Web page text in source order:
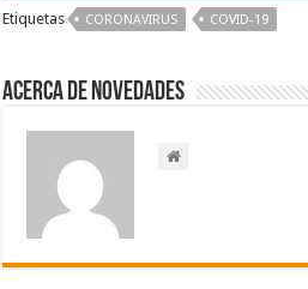
Etiquetas CORONAVIRUS COVID-19
Acerca de NOVEDADES